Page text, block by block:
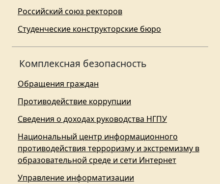
Российский союз ректоров
Студенческие конструкторские бюро
Комплексная безопасность
Обращения граждан
Противодействие коррупции
Сведения о доходах руководства НГПУ
Национальный центр информационного
противодействия терроризму и экстремизму в
образовательной среде и сети Интернет
Управление информатизации